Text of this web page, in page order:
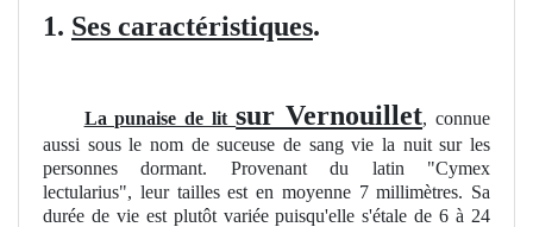
1. Ses caractéristiques.
La punaise de litsur Vernouillet, connue
aussi sous le nom de suceuse de sang vie la nuit sur les
personnes dormant. Provenant du latin "Cymex
lectularius", leur tailles est en moyenne 7 millimètres. Sa
durée de vie est plutôt variée puisqu'elle s'étale de 6 à 24